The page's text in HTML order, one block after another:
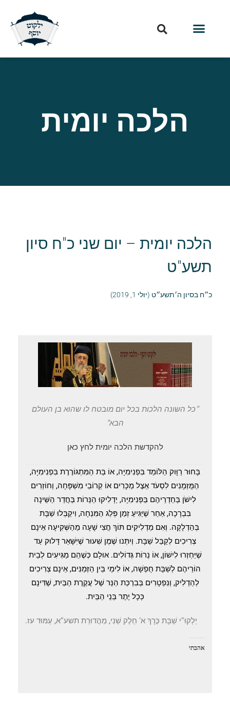
הלכה יומית
הלכה יומית – יום שני כ"ח סיון
תשע"ט
כ״ח בסיון ה׳תשע״ט (יולי 1, 2019)
"כל השונה הלכות בכל יום מובטח לו שהוא בן העולם
הבא"
להקדשת הלכה יומית לחץ כאן
בָּחוּר רַוָּוק הַלּוֹמֵד בִּפְנִימִיָּה, אוֹ בַּת הַמִּתְגּוֹרֶרֶת בִּפְנִימִיָּה,
הַמֻּזְמָנִים לִסְעֹד אֵצֶל מַכָּרִים אוֹ קְרוֹבֵי מִשְׁפָּחָה, וְחוֹזְרִים
לִישֹׁן בְּחַדְרֵיהֶם בַּפְּנִימִיָּה, יַדְלִיקוּ הַנֵּרוֹת בַּחֲדַר הַשֵּׁינָה
בִּבְרָכָה, אַחַר שֶׁיַּגִּיעַ זְמַן פְּלַג הַמִּנְחָה, וִיקַבְּלוּ שַׁבָּת
בְּהַדְלָקָה. וְאִם מַדְלִיקִים תּוֹךְ חֲצִי שָׁעָה מֵהַשְּׁקִיעָה אֵינָם
צְרִיכִים לְקַבֵּל שַׁבָּת. וְיִתְּנוּ שֶׁמֶן שִׁעוּר שֶׁיִּשָּׁאֵר דָּלוּק עַד
שֶׁיַּחְזְרוּ לִישׁוֹן, אוֹ נֵרוֹת גְּדוֹלִים. אוּלָם כְּשֶׁהֵם מַגִּיעִים לְבֵית
הוֹרֵיהֶם לְשַׁבָּת חֻפְשָׁה, אוֹ לִימֵי בֵּין הַזְּמַנִּים, אֵינָם צְרִיכִים
לְהַדְלִיק, וְנִפְטָרִים בְּבִרְכַּת הַנֵּר שֶׁל עֲקֶרֶת הַבַּיִת, שֶׁדִּינָם
כְּכָל יֶתֶר בְּנֵי הַבַּיִת.
יַלְקוּ"י שַׁבָּת כֶּרָךְ א' חֵלֶק שֵׁנִי, מַהֲדוּרַת תשע"א, עַמּוּד עז.
אהבתי